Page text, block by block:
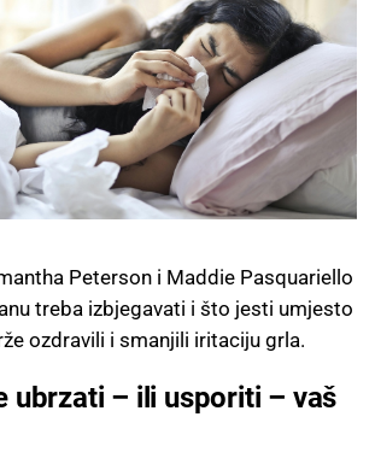
Peterson i Maddie Pasquariello
treba izbjegavati i što jesti umjesto
ozdravili i smanjili iritaciju grla.
ubrzati – ili usporiti – vaš